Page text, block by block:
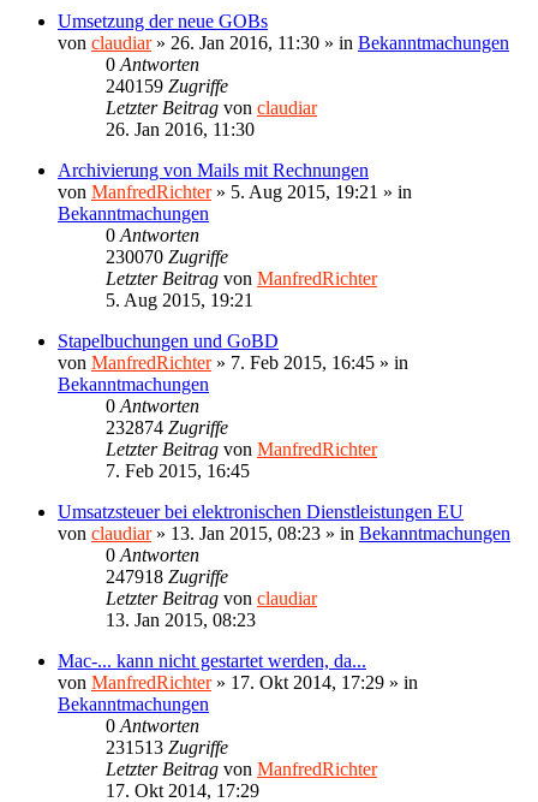
Umsetzung der neue GOBs
von claudiar» 26. Jan 2016, 11:30 » in Bekanntmachungen
0 Antworten
240159 Zugriffe
Letzter Beitrag von claudiar
26. Jan 2016, 11:30
Archivierung von Mails mit Rechnungen
von ManfredRichter» 5. Aug 2015, 19:21 » in
Bekanntmachungen
0 Antworten
230070 Zugriffe
Letzter Beitrag von ManfredRichter
5. Aug 2015, 19:21
Stapelbuchungen und GoBD
von ManfredRichter» 7. Feb 2015, 16:45 » in
Bekanntmachungen
0 Antworten
232874 Zugriffe
Letzter Beitrag von ManfredRichter
7. Feb 2015, 16:45
Umsatzsteuer bei elektronischen Dienstleistungen EU
von claudiar» 13. Jan 2015, 08:23 » in Bekanntmachungen
0 Antworten
247918 Zugriffe
Letzter Beitrag von claudiar
13. Jan 2015, 08:23
Mac-... kann nicht gestartet werden, da...
von ManfredRichter» 17. Okt 2014, 17:29 » in
Bekanntmachungen
0 Antworten
231513 Zugriffe
Letzter Beitrag von ManfredRichter
17. Okt 2014, 17:29